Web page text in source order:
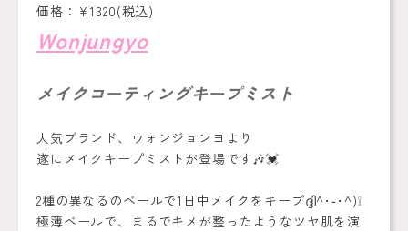
価格：¥1320(税込)
Wonjungyo
メイクコーティングキープミスト
人気ブランド、ウォンジョンヨより
遂にメイクキープミストが登場です🎶💓
2種の異なるのベールで1日中メイクをキープദ്ദി^･֊･^)❕
極薄ベールで、まるでキメが整ったようなツヤ肌を演